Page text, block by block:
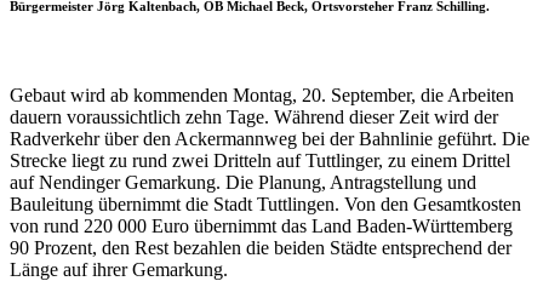
Bürgermeister Jörg Kaltenbach, OB Michael Beck, Ortsvorsteher Franz Schilling.
Gebaut wird ab kommenden Montag, 20. September, die Arbeiten
dauern voraussichtlich zehn Tage. Während dieser Zeit wird der
Radverkehr über den Ackermannweg bei der Bahnlinie geführt. Die
Strecke liegt zu rund zwei Dritteln auf Tuttlinger, zu einem Drittel
auf Nendinger Gemarkung. Die Planung, Antragstellung und
Bauleitung übernimmt die Stadt Tuttlingen. Von den Gesamtkosten
von rund 220 000 Euro übernimmt das Land Baden-Württemberg
90 Prozent, den Rest bezahlen die beiden Städte entsprechend der
Länge auf ihrer Gemarkung.